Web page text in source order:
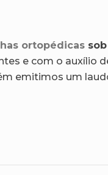
ortopédicas
e com o auxílio
emitimos um